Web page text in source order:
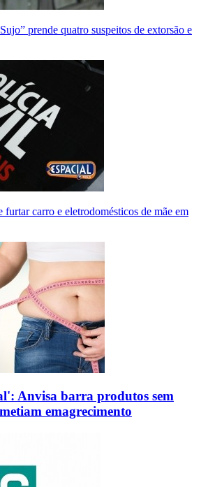
prende quatro suspeitos de extorsão e
furtar carro e eletrodomésticos de mãe em
Anvisa barra produtos sem
emagrecimento